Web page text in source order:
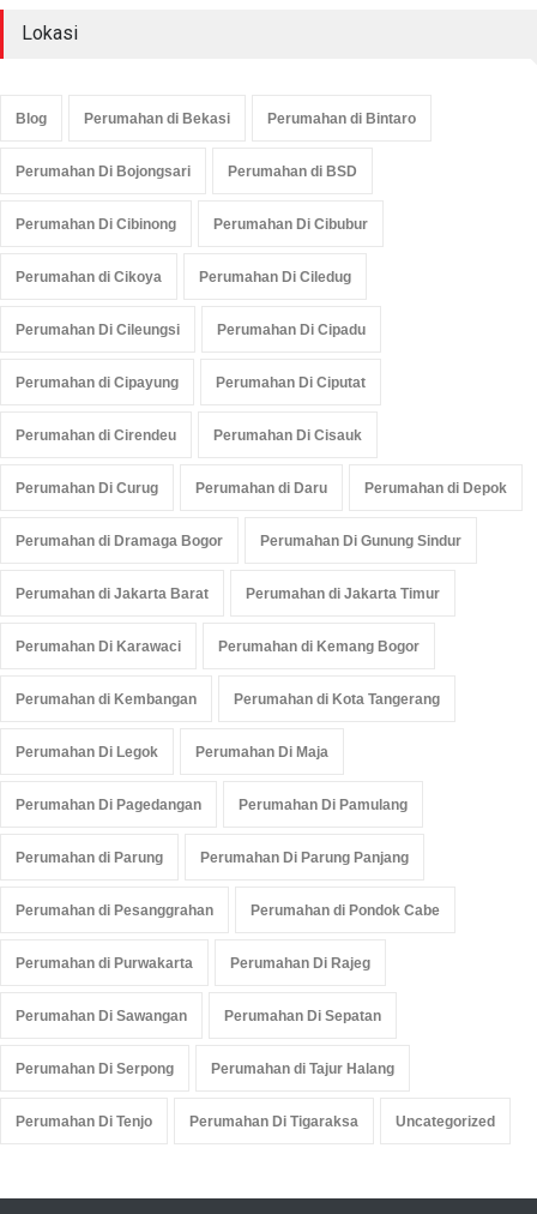
Lokasi
Blog Perumahan di Bekasi Perumahan di Bintaro
Perumahan Di Bojongsari Perumahan di BSD
Perumahan Di Cibinong Perumahan Di Cibubur
Perumahan di Cikoya Perumahan Di Ciledug
Perumahan Di Cileungsi Perumahan Di Cipadu
Perumahan di Cipayung Perumahan Di Ciputat
Perumahan di Cirendeu Perumahan Di Cisauk
Perumahan Di Curug Perumahan di Daru Perumahan di Depok
Perumahan di Dramaga Bogor Perumahan Di Gunung Sindur
Perumahan di Jakarta Barat Perumahan di Jakarta Timur
Perumahan Di Karawaci Perumahan di Kemang Bogor
Perumahan di Kembangan Perumahan di Kota Tangerang
Perumahan Di Legok Perumahan Di Maja
Perumahan Di Pagedangan Perumahan Di Pamulang
Perumahan di Parung Perumahan Di Parung Panjang
Perumahan di Pesanggrahan Perumahan di Pondok Cabe
Perumahan di Purwakarta Perumahan Di Rajeg
Perumahan Di Sawangan Perumahan Di Sepatan
Perumahan Di Serpong Perumahan di Tajur Halang
Perumahan Di Tenjo Perumahan Di Tigaraksa Uncategorized